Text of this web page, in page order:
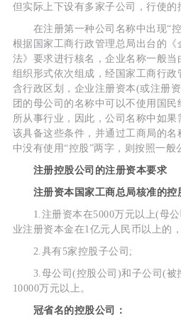
但实际上下设有多家子公司，行使的
在注册第一种公司名称中出现“控
根据国家工商行政管理总局出台的
法》要求进行核名，企业名称一般当
组织形式依次组成，经国家工商行
含行政区划，企业注册资本(或注册
团的母公司的名称中可以不使用国
所从事行业，因此，公司名称中如果
该具备这些条件，并通过工商局的
中没有使用“控股”两字，则按照一般
注册控股公司的注册资本要求
注册资本国家工商总局核准的控
1.注册资本在5000万元以上(母公
业注册资本金在1亿元人民币以上的
2.具有5家控股子公司;
3.母公司(控股公司)和子公司(被
10000万元以上。
冠省名的控股公司：